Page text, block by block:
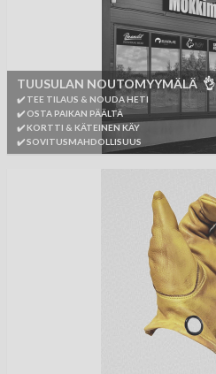
TUUSULAN NOUTOMYYMÄLÄ 👌
✔️ TEE TILAUS & NOUDA HETI
✔️ OSTA PAIKAN PÄÄLTÄ
✔️ KORTTI & KÄTEINEN KÄY
✔️ SOVITUSMAHDOLLISUUS